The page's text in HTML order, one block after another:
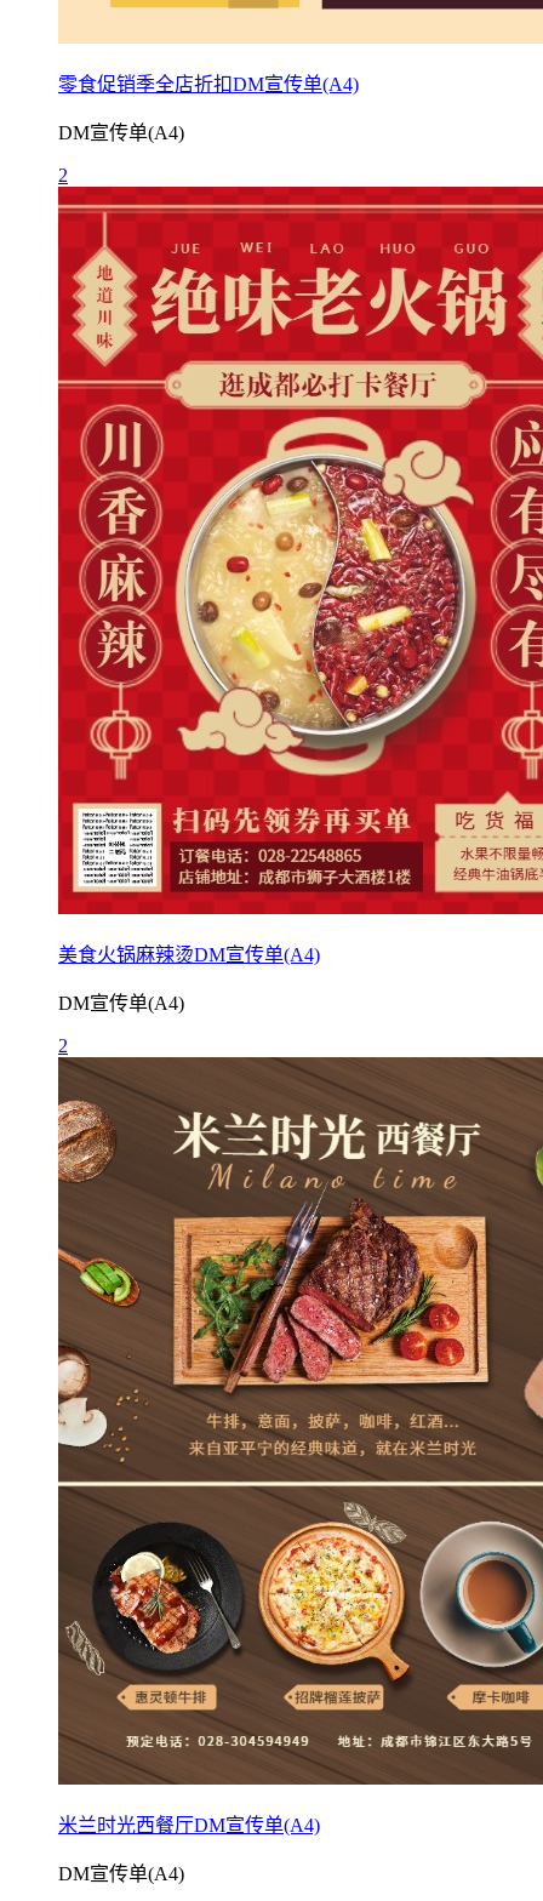
零食促销季全店折扣DM宣传单(A4)
DM宣传单(A4)
2
美食火锅麻辣烫DM宣传单(A4)
DM宣传单(A4)
2
米兰时光西餐厅DM宣传单(A4)
DM宣传单(A4)